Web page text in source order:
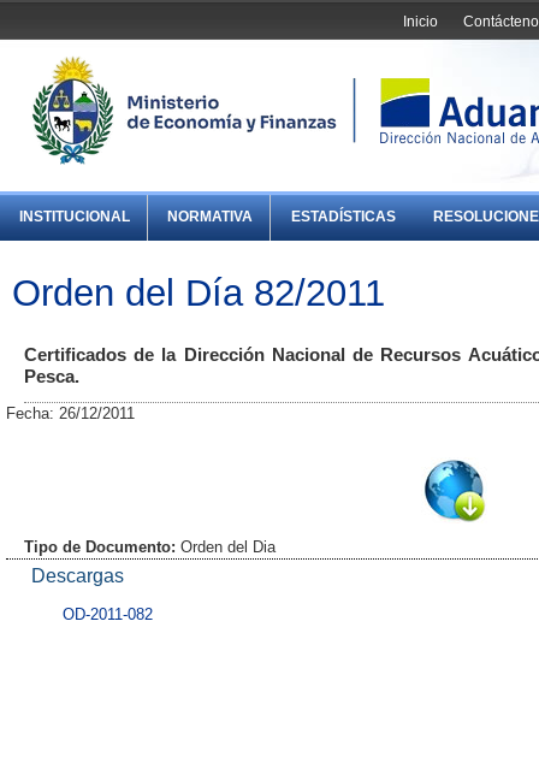
Inicio
INSTITUCIONAL NORMATIVA ESTADÍSTICAS
Orden del Día 82/2011
Certificados de la Dirección Nacional de Recursos
Pesca.
Fecha: 26/12/2011
Tipo de Documento: Orden del Dia
Descargas
OD-2011-082